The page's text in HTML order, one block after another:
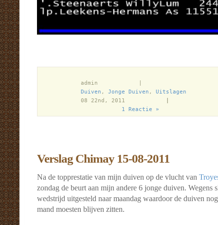
            admin            |
Duiven , Jonge Duiven , Uitslagen
            08 22nd, 2011
1 Reactie »
Verslag Chimay 15-08-2011
Na de topprestatie van mijn duiven op de vlucht van
zondag de beurt aan mijn andere 6 jonge duiven. Wegens
wedstrijd uitgesteld naar maandag waardoor de duiven
mand moesten blijven zitten.